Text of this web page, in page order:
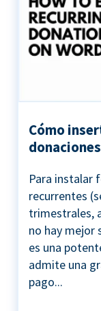
Cómo
Para instalar
recurrentes
trimestrales,
no hay mejor
es una
admite una
pago...